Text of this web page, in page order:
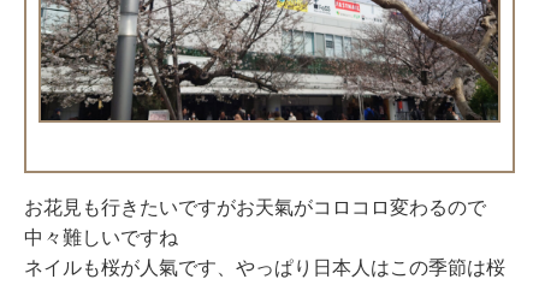
お花見も行きたいですがお天氣がコロコロ変わるので
中々難しいですね
ネイルも桜が人氣です、やっぱり日本人はこの季節は桜